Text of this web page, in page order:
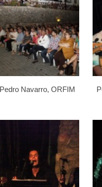
Pedro Navarro, ORFIM